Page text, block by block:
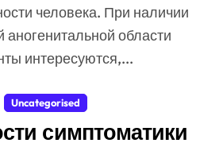
человека. При наличии
аногенитальной области
интересуются,...
Uncategorised
симптоматики